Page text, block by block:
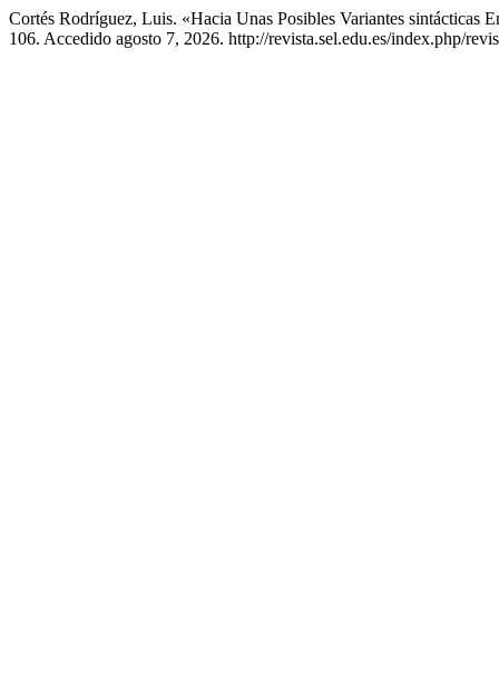
Cortés Rodríguez, Luis. «Hacia Unas Posibles Variantes sintácticas
106. Accedido agosto 7, 2026. http://revista.sel.edu.es/index.php/